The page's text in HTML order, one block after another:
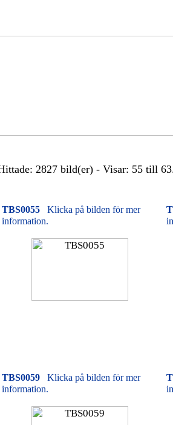
2827 bild(er) - Visar: 55 till
TBS0055
Klicka på bilden för mer
information.
TBS0059
Klicka på bilden för mer
information.